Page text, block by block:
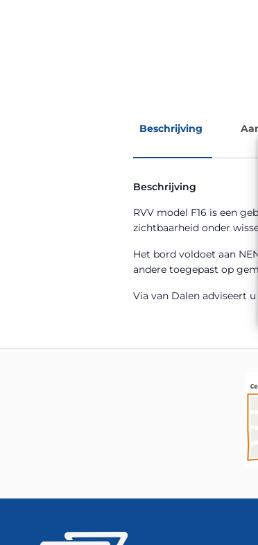
Beschrijving
Beschrijving
RVV model F16 is een
zichtbaarheid onder
Het bord voldoet aan
andere toegepast op
Via van Dalen adviseert